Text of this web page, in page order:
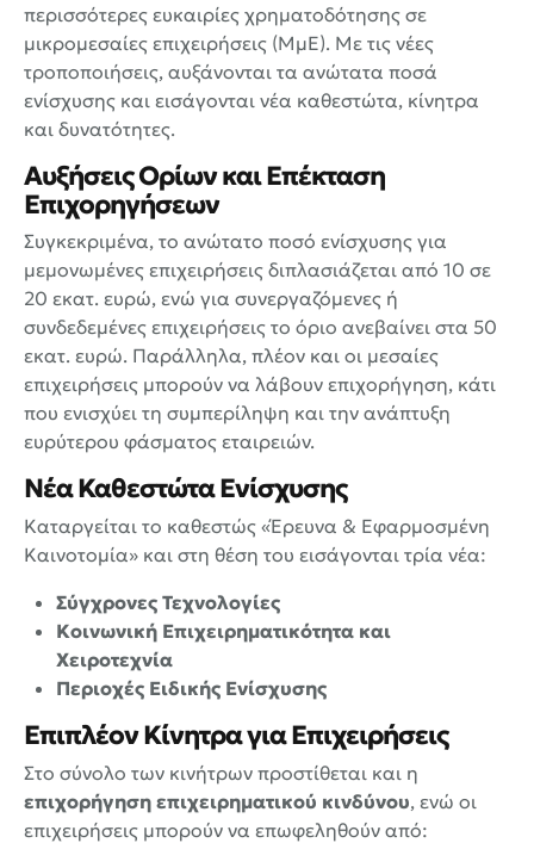
περισσότερες ευκαιρίες χρηματοδότησης σε
μικρομεσαίες επιχειρήσεις (ΜμΕ). Με τις νέες
τροποποιήσεις, αυξάνονται τα ανώτατα ποσά
ενίσχυσης και εισάγονται νέα καθεστώτα, κίνητρα
και δυνατότητες.
Αυξήσεις Ορίων και Επέκταση
Επιχορηγήσεων
Συγκεκριμένα, το ανώτατο ποσό ενίσχυσης για
μεμονωμένες επιχειρήσεις διπλασιάζεται από 10 σε
20 εκατ. ευρώ, ενώ για συνεργαζόμενες ή
συνδεδεμένες επιχειρήσεις το όριο ανεβαίνει στα 50
εκατ. ευρώ. Παράλληλα, πλέον και οι μεσαίες
επιχειρήσεις μπορούν να λάβουν επιχορήγηση, κάτι
που ενισχύει τη συμπερίληψη και την ανάπτυξη
ευρύτερου φάσματος εταιρειών.
Νέα Καθεστώτα Ενίσχυσης
Καταργείται το καθεστώς «Έρευνα & Εφαρμοσμένη
Καινοτομία» και στη θέση του εισάγονται τρία νέα:
Σύγχρονες Τεχνολογίες
Κοινωνική Επιχειρηματικότητα και
Χειροτεχνία
Περιοχές Ειδικής Ενίσχυσης
Επιπλέον Κίνητρα για Επιχειρήσεις
Στο σύνολο των κινήτρων προστίθεται και η
επιχορήγηση επιχειρηματικού κινδύνου, ενώ οι
επιχειρήσεις μπορούν να επωφεληθούν από: